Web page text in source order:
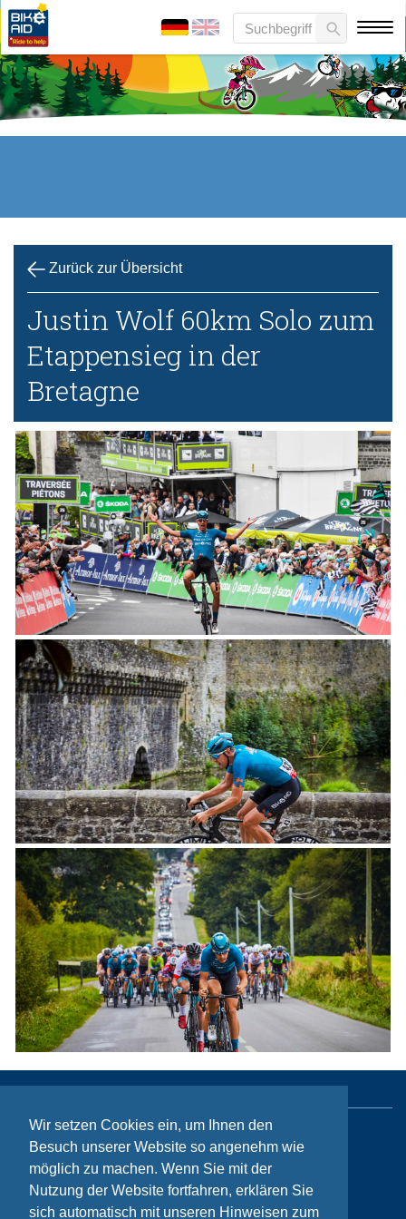
Wir setzen Cookies ein, um Ihnen den
Besuch unserer Website so angenehm wie
möglich zu machen. Wenn Sie mit der
Nutzung der Website fortfahren, erklären Sie
sich automatisch mit unseren Hinweisen zum
Zurück zur Übersicht
Justin Wolf 60km Solo zum
Etappensieg in der
Bretagne
Sitemap
Kontakt
Impressum